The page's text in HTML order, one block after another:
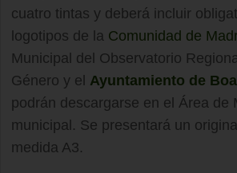
cuatro tintas y deberá incluir
logotipos de la Comunidad de
Municipal del Observatorio
Género y el Ayuntamiento de
podrán descargarse en el Área de
municipal. Se presentará un
medida A3.